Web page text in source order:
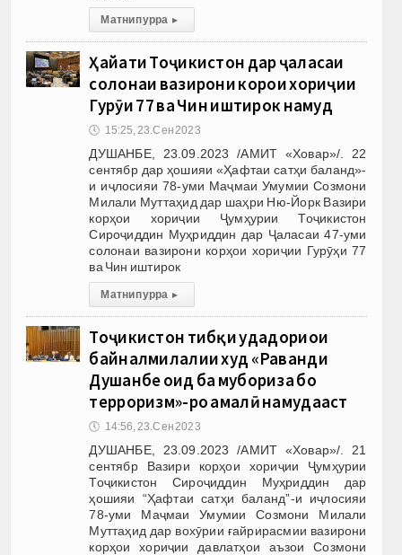
Матни пурра ▸
Ҳайати Тоҷикистон дар ҷаласаи
солонаи вазирони корҳои хориҷии
Гурӯҳи 77 ва Чин иштирок намуд
🕔 15:25, 23.Сен 2023
ДУШАНБЕ, 23.09.2023 /АМИТ «Ховар»/. 22
сентябр дар ҳошияи «Ҳафтаи сатҳи баланд»-
и иҷлосияи 78-уми Маҷмаи Умумии Созмони
Милали Муттаҳид дар шаҳри Ню-Йорк Вазири
корҳои хориҷии Ҷумҳурии Тоҷикистон
Сироҷиддин Муҳриддин дар Ҷаласаи 47-уми
солонаи вазирони корҳои хориҷии Гурӯҳи 77
ва Чин иштирок
Матни пурра ▸
Тоҷикистон тибқи уҳдадориҳои
байналмилалии худ «Раванди
Душанбе оид ба мубориза бо
терроризм»-ро амалӣ намудааст
🕔 14:56, 23.Сен 2023
ДУШАНБЕ, 23.09.2023 /АМИТ «Ховар»/. 21
сентябр Вазири корҳои хориҷии Ҷумҳурии
Тоҷикистон Сироҷиддин Муҳриддин дар
ҳошияи “Ҳафтаи сатҳи баланд”-и иҷлосияи
78-уми Маҷмаи Умумии Созмони Милали
Муттаҳид дар вохӯрии ғайрирасмии вазирони
корҳои хориҷии давлатҳои аъзои Созмони